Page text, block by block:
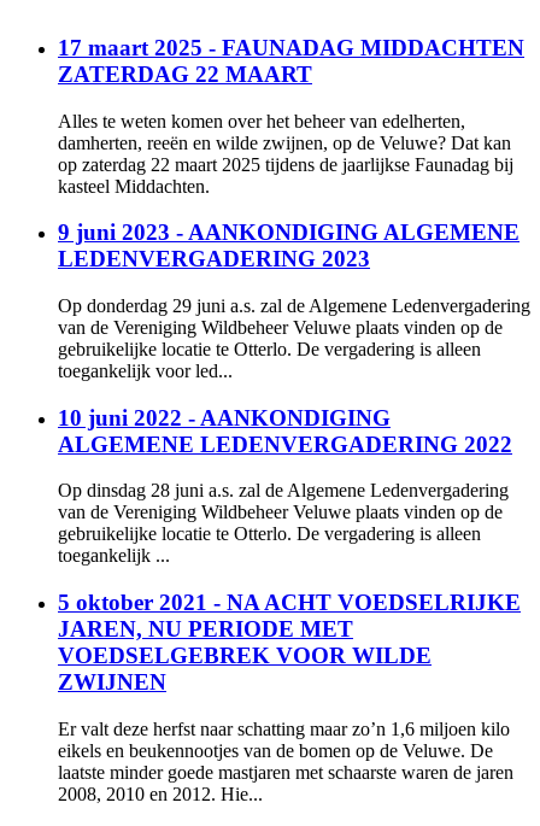
17 maart 2025 - FAUNADAG MIDDACHTEN
ZATERDAG 22 MAART
Alles te weten komen over het beheer van edelherten,
damherten, reeën en wilde zwijnen, op de Veluwe? Dat kan
op zaterdag 22 maart 2025 tijdens de jaarlijkse Faunadag bij
kasteel Middachten.
9 juni 2023 - AANKONDIGING ALGEMENE
LEDENVERGADERING 2023
Op donderdag 29 juni a.s. zal de Algemene Ledenvergadering
van de Vereniging Wildbeheer Veluwe plaats vinden op de
gebruikelijke locatie te Otterlo. De vergadering is alleen
toegankelijk voor led...
10 juni 2022 - AANKONDIGING
ALGEMENE LEDENVERGADERING 2022
Op dinsdag 28 juni a.s. zal de Algemene Ledenvergadering
van de Vereniging Wildbeheer Veluwe plaats vinden op de
gebruikelijke locatie te Otterlo. De vergadering is alleen
toegankelijk ...
5 oktober 2021 - NA ACHT VOEDSELRIJKE
JAREN, NU PERIODE MET
VOEDSELGEBREK VOOR WILDE
ZWIJNEN
Er valt deze herfst naar schatting maar zo’n 1,6 miljoen kilo
eikels en beukennootjes van de bomen op de Veluwe. De
laatste minder goede mastjaren met schaarste waren de jaren
2008, 2010 en 2012. Hie...